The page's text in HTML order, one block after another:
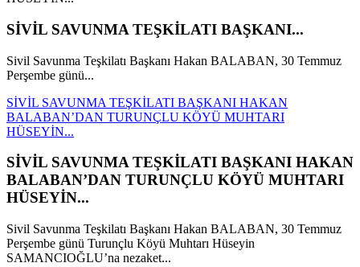
SİVİL SAVUNMA TEŞKİLATI BAŞKANI...
Sivil Savunma Teşkilatı Başkanı Hakan BALABAN, 30 Temmuz
Perşembe günü...
SİVİL SAVUNMA TEŞKİLATI BAŞKANI HAKAN
BALABAN’DAN TURUNÇLU KÖYÜ MUHTARI
HÜSEYİN...
SİVİL SAVUNMA TEŞKİLATI BAŞKANI HAKAN
BALABAN’DAN TURUNÇLU KÖYÜ MUHTARI
HÜSEYİN...
Sivil Savunma Teşkilatı Başkanı Hakan BALABAN, 30 Temmuz
Perşembe günü Turunçlu Köyü Muhtarı Hüseyin
SAMANCIOĞLU’na nezaket...